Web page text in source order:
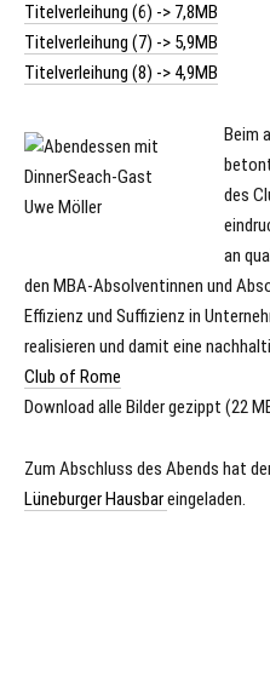
Titelverleihung (6) -> 7,8MB
Titelverleihung (7) -> 5,9MB
Titelverleihung (8) -> 4,9MB
Beim
des
an
den MBA-Absolventinnen und
Effizienz und Suffizienz in
realisieren und damit eine
Club of Rome
Download alle Bilder gezippt (22
Zum Abschluss des Abends hat
Lüneburger Hausbareingeladen.